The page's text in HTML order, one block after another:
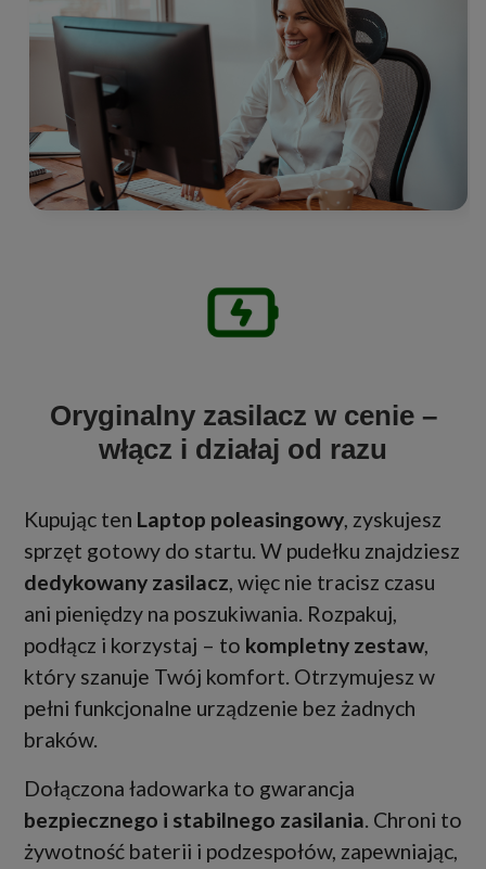
Oryginalny zasilacz w cenie –
włącz i działaj od razu
Kupując ten Laptop poleasingowy, zyskujesz
sprzęt gotowy do startu. W pudełku znajdziesz
dedykowany zasilacz, więc nie tracisz czasu
ani pieniędzy na poszukiwania. Rozpakuj,
podłącz i korzystaj – to kompletny zestaw,
który szanuje Twój komfort. Otrzymujesz w
pełni funkcjonalne urządzenie bez żadnych
braków.
Dołączona ładowarka to gwarancja
bezpiecznego i stabilnego zasilania. Chroni to
żywotność baterii i podzespołów, zapewniając,